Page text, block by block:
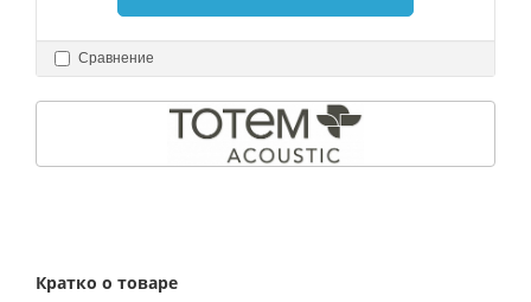
Сравнение
Кратко о товаре